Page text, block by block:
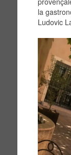
la
Ludovic